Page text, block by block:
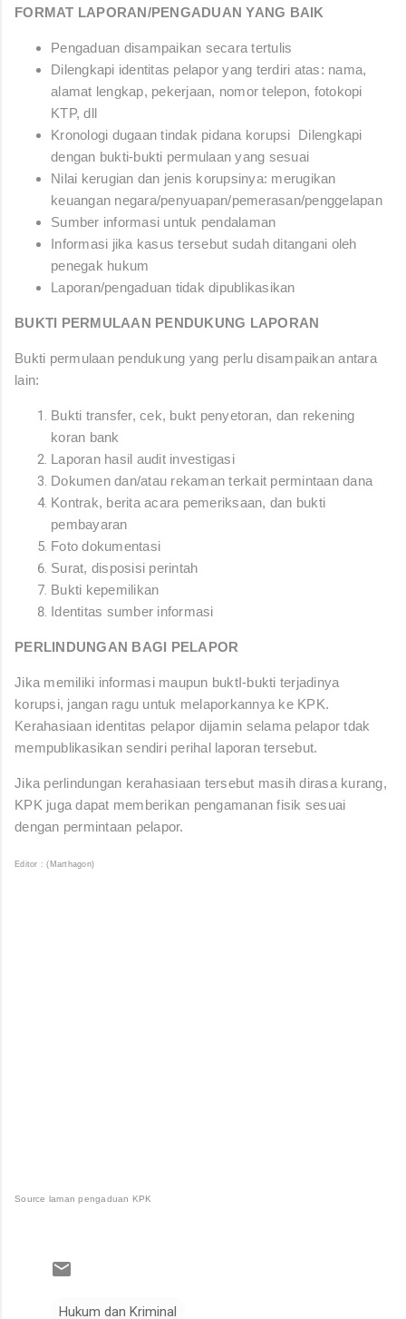
FORMAT LAPORAN/PENGADUAN YANG BAIK
Pengaduan disampaikan secara tertulis
Dilengkapi identitas pelapor yang terdiri atas: nama,
alamat lengkap, pekerjaan, nomor telepon, fotokopi
KTP, dll
Kronologi dugaan tindak pidana korupsi Dilengkapi
dengan bukti-bukti permulaan yang sesuai
Nilai kerugian dan jenis korupsinya: merugikan
keuangan negara/penyuapan/pemerasan/penggelapan
Sumber informasi untuk pendalaman
Informasi jika kasus tersebut sudah ditangani oleh
penegak hukum
Laporan/pengaduan tidak dipublikasikan
BUKTI PERMULAAN PENDUKUNG LAPORAN
Bukti permulaan pendukung yang perlu disampaikan antara
lain:
Bukti transfer, cek, bukt penyetoran, dan rekening
koran bank
Laporan hasil audit investigasi
Dokumen dan/atau rekaman terkait permintaan dana
Kontrak, berita acara pemeriksaan, dan bukti
pembayaran
Foto dokumentasi
Surat, disposisi perintah
Bukti kepemilikan
Identitas sumber informasi
PERLINDUNGAN BAGI PELAPOR
Jika memiliki informasi maupun buktI-bukti terjadinya
korupsi, jangan ragu untuk melaporkannya ke KPK.
Kerahasiaan identitas pelapor dijamin selama pelapor tdak
mempublikasikan sendiri perihal laporan tersebut.
Jika perlindungan kerahasiaan tersebut masih dirasa kurang,
KPK juga dapat memberikan pengamanan fisik sesuai
dengan permintaan pelapor.
Editor : (Marthagon)
Source laman pengaduan KPK
Hukum dan Kriminal